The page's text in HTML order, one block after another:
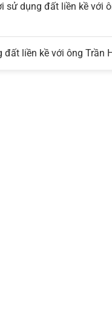
sử dụng đất liền kề với
liền kề với ông Trần